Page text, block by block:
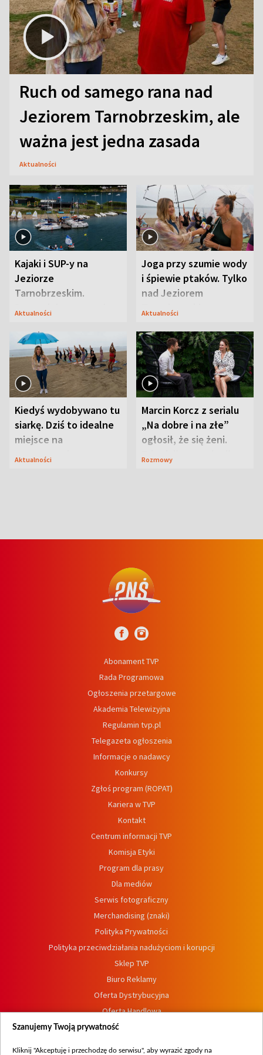
Ruch od samego rana nad
Jeziorem Tarnobrzeskim, ale
ważna jest jedna zasada
Aktualności
Kajaki i SUP-y na
Jeziorze
Tarnobrzeskim.
Przyrodnicy zwracają
Aktualności
Joga przy szumie wody
i śpiewie ptaków. Tylko
nad Jeziorem
Tarnobrzeskim
Aktualności
Kiedyś wydobywano tu
siarkę. Dziś to idealne
miejsce na
wypoczynek
Aktualności
Marcin Korcz z serialu
„Na dobre i na złe”
ogłosił, że się żeni.
Zdradził, co zmienił
Rozmowy
Abonament TVP
Rada Programowa
Ogłoszenia przetargowe
Akademia Telewizyjna
Regulamin tvp.pl
Telegazeta ogłoszenia
Informacje o nadawcy
Konkursy
Zgłoś program (ROPAT)
Kariera w TVP
Kontakt
Centrum informacji TVP
Komisja Etyki
Program dla prasy
Dla mediów
Serwis fotograficzny
Merchandising (znaki)
Polityka Prywatności
Polityka przeciwdziałania nadużyciom i korupcji
Sklep TVP
Biuro Reklamy
Oferta Dystrybucyjna
Oferta Handlowa
Dostępność
Szanujemy Twoją prywatność
Kliknij "Akceptuję i przechodzę do serwisu", aby wyrazić zgody na